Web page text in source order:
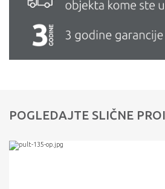
POGLEDAJTE SLIČNE